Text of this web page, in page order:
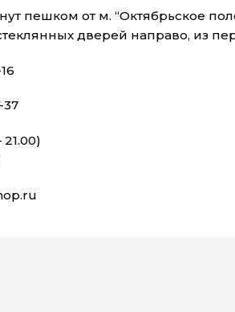
пешком от м. “Октябрьское
дверей направо, из
37
21.00)